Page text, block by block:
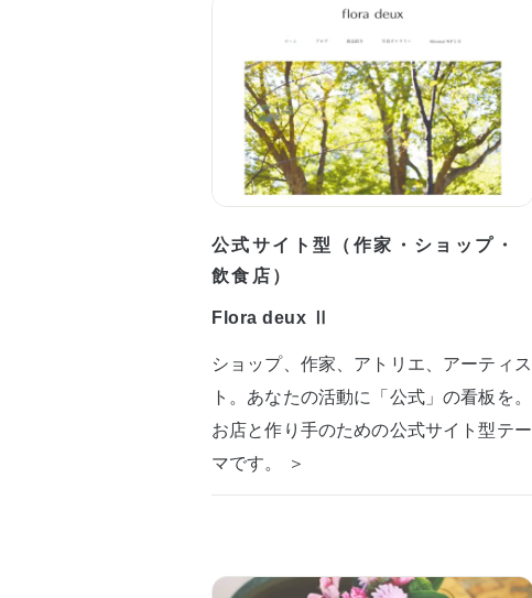
公式サイト型（作家・ショップ・
飲食店）
Flora deux Ⅱ
ショップ、作家、アトリエ、アーティス
ト。あなたの活動に「公式」の看板を。
お店と作り手のための公式サイト型テー
マです。 ＞